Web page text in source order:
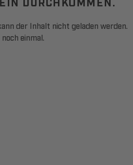
der Inhalt nicht geladen werden.
einmal.